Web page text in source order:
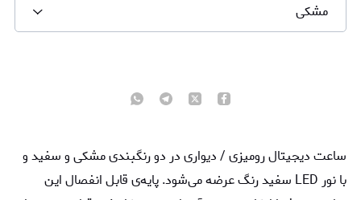
مشکی
ساعت دیجیتال رومیزی / دیواری در دو رنگبندی مشکی و سفید و
با نور LED سفید رنگ عرضه می‌شود. پایه‌ی قابل انفصال این